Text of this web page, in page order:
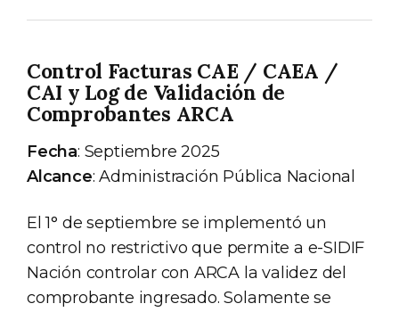
Control Facturas CAE / CAEA /
CAI y Log de Validación de
Comprobantes ARCA
Fecha: Septiembre 2025
Alcance: Administración Pública Nacional
El 1° de septiembre se implementó un
control no restrictivo que permite a e-SIDIF
Nación controlar con ARCA la validez del
comprobante ingresado. Solamente se